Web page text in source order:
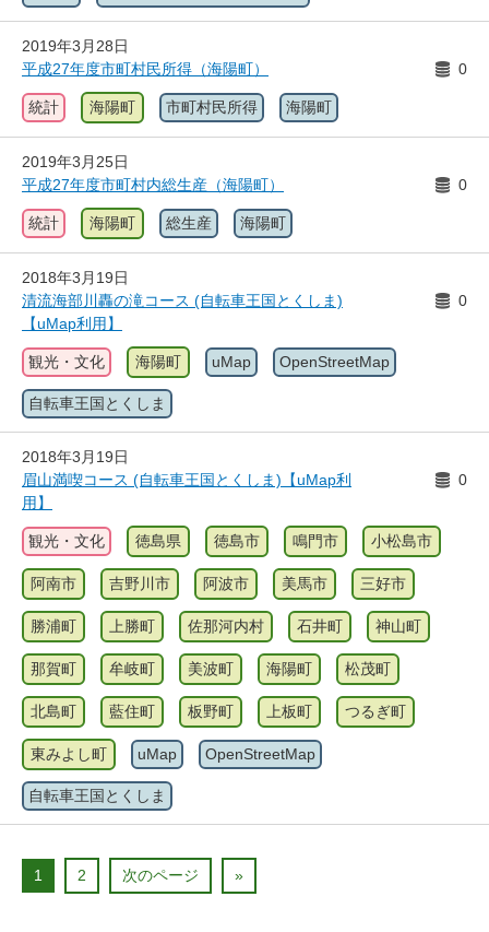
2019年3月28日
平成27年度市町村民所得（海陽町）
0
統計 海陽町 市町村民所得 海陽町
2019年3月25日
平成27年度市町村内総生産（海陽町）
0
統計 海陽町 総生産 海陽町
2018年3月19日
清流海部川轟の滝コース (自転車王国とくしま)
【uMap利用】
0
観光・文化 海陽町 uMap OpenStreetMap
自転車王国とくしま
2018年3月19日
眉山満喫コース (自転車王国とくしま)【uMap利
用】
0
観光・文化 徳島県 徳島市 鳴門市 小松島市
阿南市 吉野川市 阿波市 美馬市 三好市
勝浦町 上勝町 佐那河内村 石井町 神山町
那賀町 牟岐町 美波町 海陽町 松茂町
北島町 藍住町 板野町 上板町 つるぎ町
東みよし町 uMap OpenStreetMap
自転車王国とくしま
1 2 次のページ »